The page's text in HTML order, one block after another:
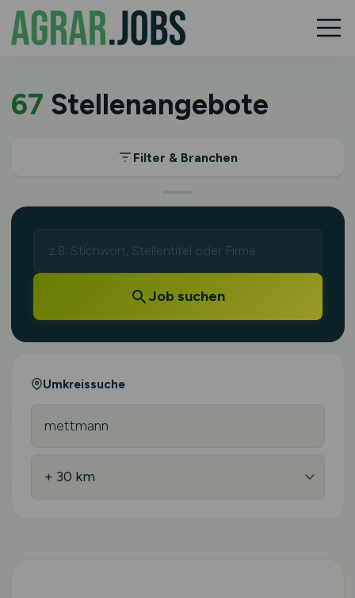
67 Stellenangebote
Filter & Branchen
Job suchen
Umkreissuche